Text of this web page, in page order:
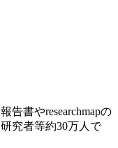
告書やresearchmapの
究者等約30万人で